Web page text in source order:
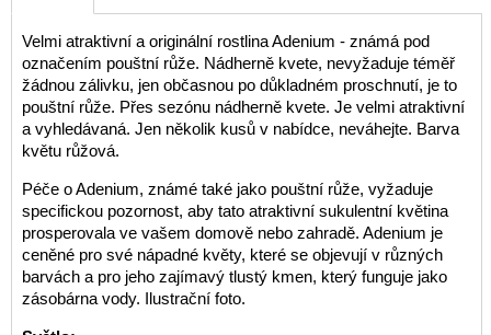
Velmi atraktivní a originální rostlina Adenium - známá pod
označením pouštní růže. Nádherně kvete, nevyžaduje téměř
žádnou zálivku, jen občasnou po důkladném proschnutí, je to
pouštní růže. Přes sezónu nádherně kvete. Je velmi atraktivní
a vyhledávaná. Jen několik kusů v nabídce, neváhejte. Barva
květu růžová.
Péče o Adenium, známé také jako pouštní růže, vyžaduje
specifickou pozornost, aby tato atraktivní sukulentní květina
prosperovala ve vašem domově nebo zahradě. Adenium je
ceněné pro své nápadné květy, které se objevují v různých
barvách a pro jeho zajímavý tlustý kmen, který funguje jako
zásobárna vody. Ilustrační foto.